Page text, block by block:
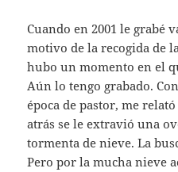
Cuando en 2001 le grabé
motivo de la recogida de
hubo un momento en el
Aún lo tengo grabado.
época de pastor, me
atrás se le extravió una
tormenta de nieve. La
Pero por la mucha nieve